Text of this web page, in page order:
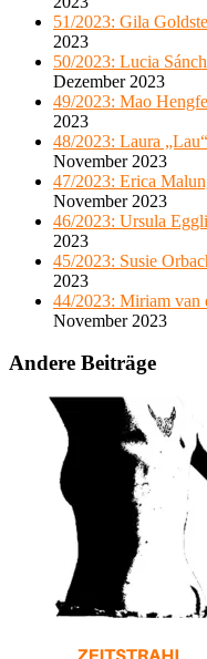
51/2023: Gila
2023
50/2023: Lucia
Dezember 2023
49/2023: Mao
2023
48/2023: Laura
November 2023
47/2023: Erica
November 2023
46/2023: Ursula
2023
45/2023: Susie
2023
44/2023: Miriam van
November 2023
Andere Beiträge